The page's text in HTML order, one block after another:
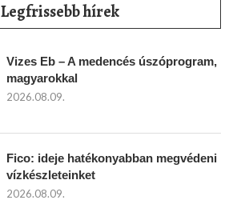
Legfrissebb hírek
Vizes Eb – A medencés úszóprogram,
magyarokkal
2026.08.09.
Fico: ideje hatékonyabban megvédeni
vízkészleteinket
2026.08.09.